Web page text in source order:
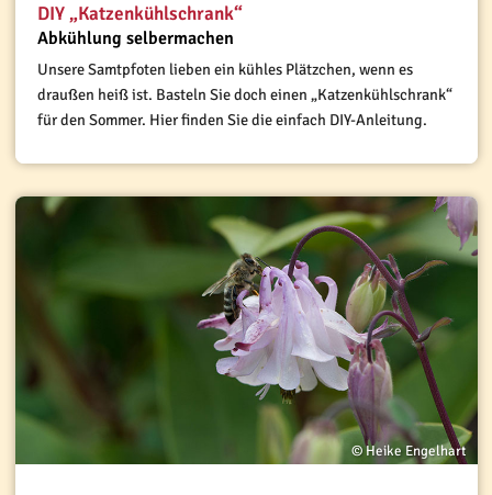
DIY „Katzenkühlschrank“
Abkühlung selbermachen
Unsere Samtpfoten lieben ein kühles Plätzchen, wenn es
draußen heiß ist. Basteln Sie doch einen „Katzenkühlschrank“
für den Sommer. Hier finden Sie die einfach DIY-Anleitung.
© Heike Engelhart